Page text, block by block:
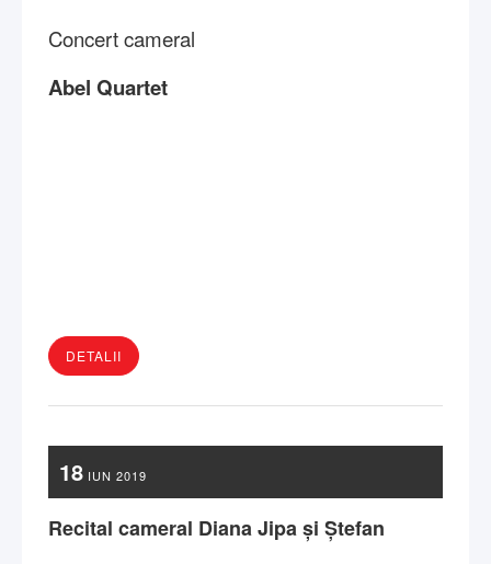
Concert cameral
Abel Quartet
DETALII
18 IUN 2019
Recital cameral Diana Jipa și Ștefan